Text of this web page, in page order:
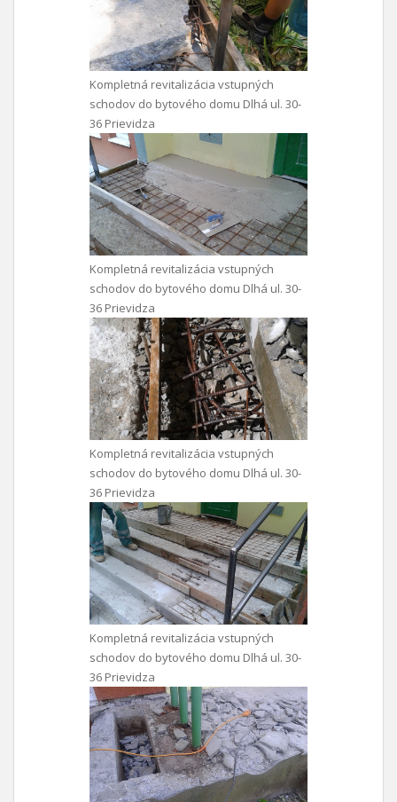
Kompletná revitalizácia vstupných
schodov do bytového domu Dlhá ul. 30-
36 Prievidza
Kompletná revitalizácia vstupných
schodov do bytového domu Dlhá ul. 30-
36 Prievidza
Kompletná revitalizácia vstupných
schodov do bytového domu Dlhá ul. 30-
36 Prievidza
Kompletná revitalizácia vstupných
schodov do bytového domu Dlhá ul. 30-
36 Prievidza